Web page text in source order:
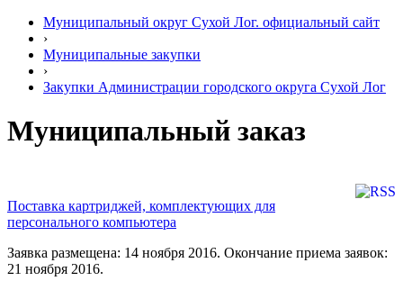
Муниципальный округ Сухой Лог. официальный сайт
›
Муниципальные закупки
›
Закупки Администрации городского округа Сухой Лог
Муниципальный заказ
Поставка картриджей, комплектующих для
персонального компьютера
Заявка размещена: 14 ноября 2016. Окончание приема заявок:
21 ноября 2016.